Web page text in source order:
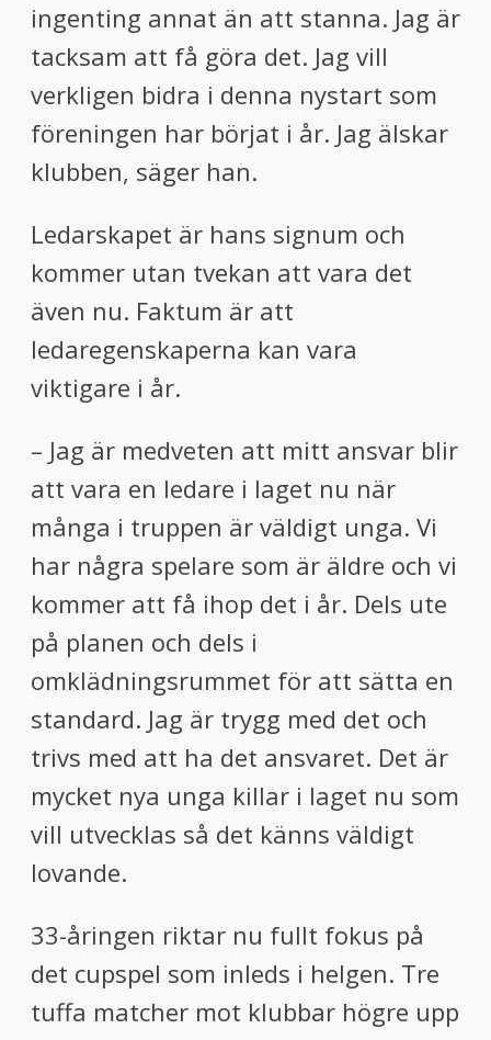
ingenting annat än att stanna. Jag är
tacksam att få göra det. Jag vill
verkligen bidra i denna nystart som
föreningen har börjat i år. Jag älskar
klubben, säger han.
Ledarskapet är hans signum och
kommer utan tvekan att vara det
även nu. Faktum är att
ledaregenskaperna kan vara
viktigare i år.
– Jag är medveten att mitt ansvar blir
att vara en ledare i laget nu när
många i truppen är väldigt unga. Vi
har några spelare som är äldre och vi
kommer att få ihop det i år. Dels ute
på planen och dels i
omklädningsrummet för att sätta en
standard. Jag är trygg med det och
trivs med att ha det ansvaret. Det är
mycket nya unga killar i laget nu som
vill utvecklas så det känns väldigt
lovande.
33-åringen riktar nu fullt fokus på
det cupspel som inleds i helgen. Tre
tuffa matcher mot klubbar högre upp